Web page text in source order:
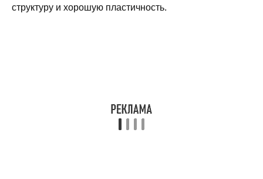
структуру и хорошую пластичность.